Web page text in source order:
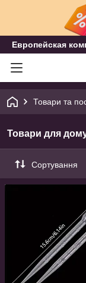
Европейская
Товари та
Товари для
Сортування